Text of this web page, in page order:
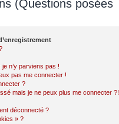
(Questions posées
n’y parviens pas !
pas me connecter !
?
mais je ne peux plus me connecter ?!
déconnecté ?
» ?